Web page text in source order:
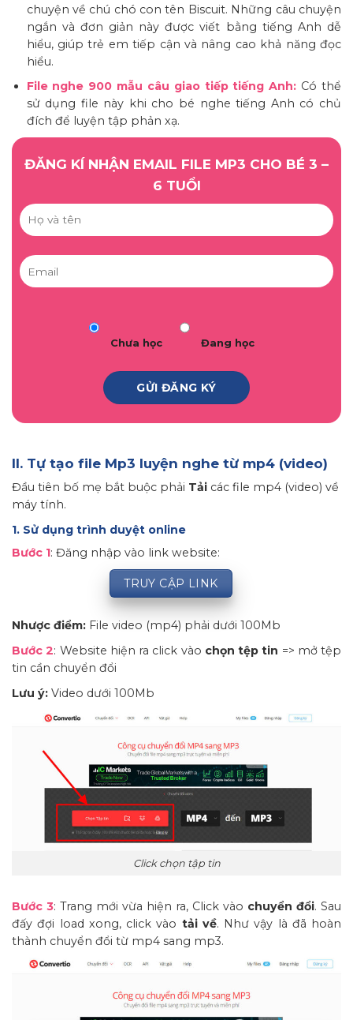
chuyện về chú chó con tên Biscuit. Những câu chuyện
ngắn và đơn giản này được viết bằng tiếng Anh dễ
hiểu, giúp trẻ em tiếp cận và nâng cao khả năng đọc
hiểu.
File nghe 900 mẫu câu giao tiếp tiếng Anh: Có thể
sử dụng file này khi cho bé nghe tiếng Anh có chủ
đích để luyện tập phản xạ.
ĐĂNG KÍ NHẬN EMAIL FILE MP3 CHO BÉ 3 –
6 TUỔI
Chưa học Đang học
II. Tự tạo file Mp3 luyện nghe từ mp4 (video)
Đầu tiên bố mẹ bắt buộc phải Tải các file mp4 (video) về
máy tính.
1. Sử dụng trình duyệt online
Bước 1: Đăng nhập vào link website:
TRUY CẬP LINK
Nhược điểm: File video (mp4) phải dưới 100Mb
Bước 2: Website hiện ra click vào chọn tệp tin => mở tệp
tin cần chuyển đổi
Lưu ý: Video dưới 100Mb
Click chọn tập tin
Bước 3: Trang mới vừa hiện ra, Click vào chuyển đổi. Sau
đấy đợi load xong, click vào tải về. Như vậy là đã hoàn
thành chuyển đổi từ mp4 sang mp3.